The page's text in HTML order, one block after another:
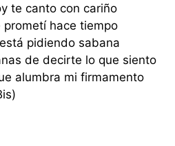
te canto con cariño
prometí hace tiempo
pidiendo sabana
de decirte lo que siento
alumbra mi firmamento